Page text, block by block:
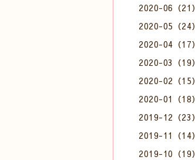
2020-06（21）
2020-05（24）
2020-04（17）
2020-03（19）
2020-02（15）
2020-01（18）
2019-12（23）
2019-11（14）
2019-10（19）